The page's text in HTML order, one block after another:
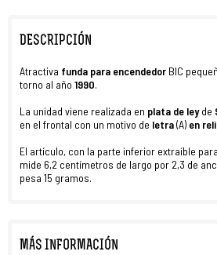
DESCRIPCIÓN
Atractiva funda para encendedor BIC
torno al año 1990.
La unidad viene realizada en plata de leyde
en el frontal con un motivo de letra(A) en
El artículo, con la parte inferior extraíble
mide 6,2 centímetros de largo por 2,3 de
pesa 15 gramos.
MÁS INFORMACIÓN